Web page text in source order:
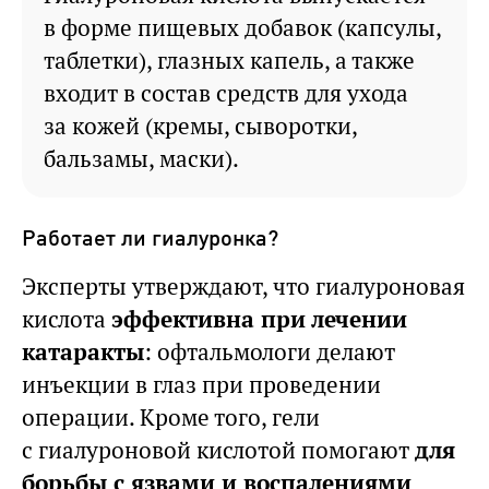
в форме пищевых добавок (капсулы,
таблетки), глазных капель, а также
входит в состав средств для ухода
за кожей (кремы, сыворотки,
бальзамы, маски).
Работает ли гиалуронка?
Эксперты утверждают, что гиалуроновая
кислота эффективна при лечении
катаракты: офтальмологи делают
инъекции в глаз при проведении
операции. Кроме того, гели
с гиалуроновой кислотой помогаютдля
борьбы с язвами и воспалениями